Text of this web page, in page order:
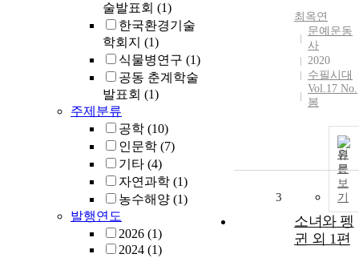
술발표회 (1)
한국환경기술
학회지 (1)
식물병연구 (1)
공동 춘계학술
발표회 (1)
주제분류
공학 (10)
인문학 (7)
기타 (4)
자연과학 (1)
농수해양 (1)
발행연도
2026 (1)
2024 (1)
최옥연
문예운동
사
2020
수필시대
Vol.17 No.
봄
원
문
보
기
3
소녀와 펭
귄 외 1편